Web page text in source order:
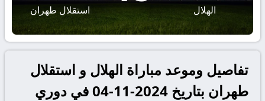
الهلال استقلال طهران
تفاصيل وموعد مباراة الهلال و استقلال
طهران بتاريخ 2024-11-04 في دوري